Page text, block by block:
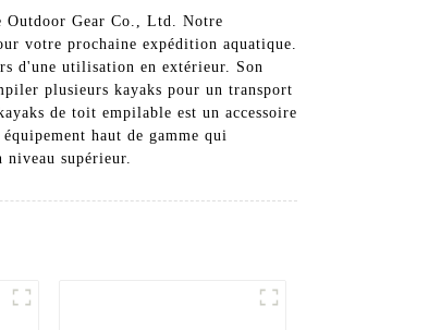
Outdoor Gear Co., Ltd. Notre
votre prochaine expédition aquatique.
d'une utilisation en extérieur. Son
plusieurs kayaks pour un transport
de toit empilable est un accessoire
haut de gamme qui
supérieur.